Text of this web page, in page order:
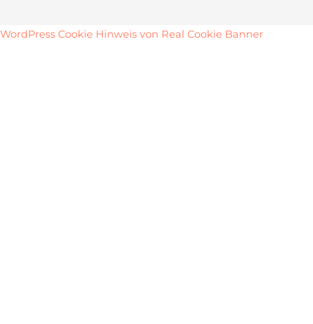
WordPress Cookie Hinweis von Real Cookie Banner